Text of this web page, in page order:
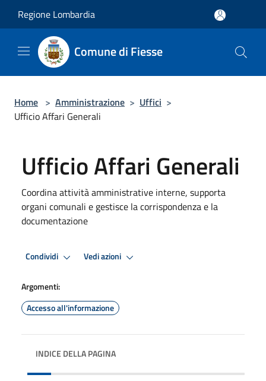
Regione Lombardia
Comune di Fiesse
Home > Amministrazione > Uffici >
Ufficio Affari Generali
Ufficio Affari Generali
Coordina attività amministrative interne, supporta
organi comunali e gestisce la corrispondenza e la
documentazione
Condividi Vedi azioni
Argomenti:
Accesso all'informazione
INDICE DELLA PAGINA